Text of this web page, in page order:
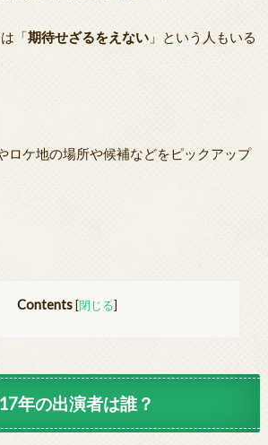
「期待せざるをえない」という人もいる
ロケ地の場所や候補などをピックアップ
Contents [閉じる]
年の出演者は誰？